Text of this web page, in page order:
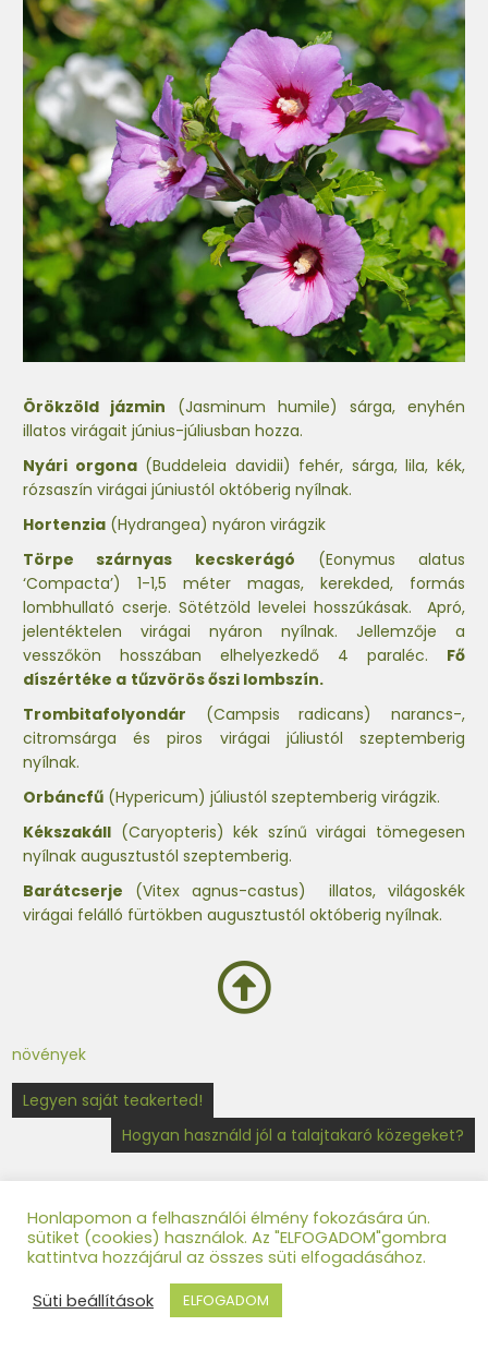
Örökzöld jázmin (Jasminum humile) sárga, enyhén
illatos virágait június-júliusban hozza.
Nyári orgona(Buddeleia davidii) fehér, sárga, lila, kék,
rózsaszín virágai júniustól októberig nyílnak.
Hortenzia (Hydrangea) nyáron virágzik
Törpe szárnyas kecskerágó (Eonymus alatus
‘Compacta’) 1-1,5 méter magas, kerekded, formás
lombhullató cserje. Sötétzöld levelei hosszúkásak. Apró,
jelentéktelen virágai nyáron nyílnak. Jellemzője a
vesszőkön hosszában elhelyezkedő 4 paraléc. Fő
díszértéke a tűzvörös őszi lombszín.
Trombitafolyondár (Campsis radicans) narancs-,
citromsárga és piros virágai júliustól szeptemberig
nyílnak.
Orbáncfű (Hypericum) júliustól szeptemberig virágzik.
Kékszakáll (Caryopteris) kék színű virágai tömegesen
nyílnak augusztustól szeptemberig.
Barátcserje (Vitex agnus-castus) illatos, világoskék
virágai felálló fürtökben augusztustól októberig nyílnak.
növények
Legyen saját teakerted!
Hogyan használd jól a talajtakaró közegeket?
Legutóbbi bejegyzések
Honlapomon a felhasználói élmény fokozására ún.
sütiket (cookies) használok. Az "ELFOGADOM"gombra
kattintva hozzájárul az összes süti elfogadásához.
Süti beállítások
ELFOGADOM